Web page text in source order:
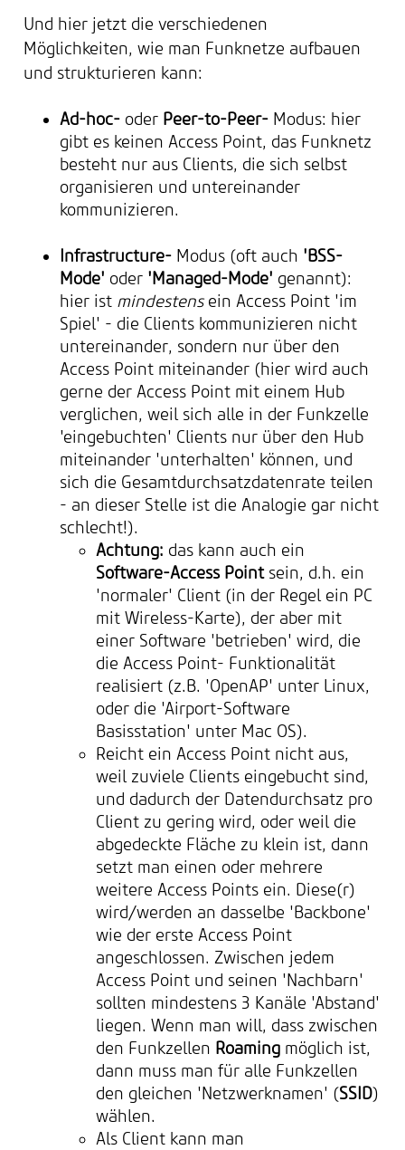
Und hier jetzt die verschiedenen
Möglichkeiten, wie man Funknetze aufbauen
und strukturieren kann:
Ad-hoc- oder Peer-to-Peer- Modus: hier
gibt es keinen Access Point, das Funknetz
besteht nur aus Clients, die sich selbst
organisieren und untereinander
kommunizieren.
Infrastructure- Modus (oft auch 'BSS-
Mode' oder 'Managed-Mode' genannt):
hier ist mindestensein Access Point 'im
Spiel' - die Clients kommunizieren nicht
untereinander, sondern nur über den
Access Point miteinander (hier wird auch
gerne der Access Point mit einem Hub
verglichen, weil sich alle in der Funkzelle
'eingebuchten' Clients nur über den Hub
miteinander 'unterhalten' können, und
sich die Gesamtdurchsatzdatenrate teilen
- an dieser Stelle ist die Analogie gar nicht
schlecht!).
Achtung: das kann auch ein
Software-Access Pointsein, d.h. ein
'normaler' Client (in der Regel ein PC
mit Wireless-Karte), der aber mit
einer Software 'betrieben' wird, die
die Access Point- Funktionalität
realisiert (z.B. 'OpenAP' unter Linux,
oder die 'Airport-Software
Basisstation' unter Mac OS).
Reicht ein Access Point nicht aus,
weil zuviele Clients eingebucht sind,
und dadurch der Datendurchsatz pro
Client zu gering wird, oder weil die
abgedeckte Fläche zu klein ist, dann
setzt man einen oder mehrere
weitere Access Points ein. Diese(r)
wird/werden an dasselbe 'Backbone'
wie der erste Access Point
angeschlossen. Zwischen jedem
Access Point und seinen 'Nachbarn'
sollten mindestens 3 Kanäle 'Abstand'
liegen. Wenn man will, dass zwischen
den Funkzellen Roaming möglich ist,
dann muss man für alle Funkzellen
den gleichen 'Netzwerknamen' (SSID)
wählen.
Als Client kann man